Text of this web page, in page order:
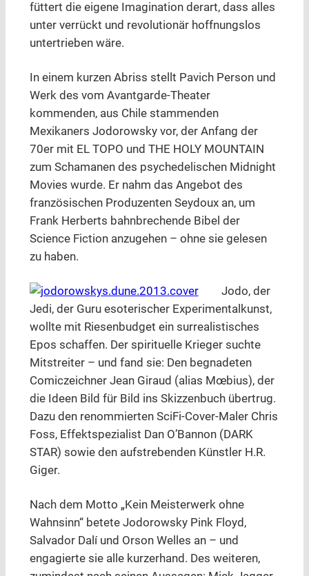
füttert die eigene Imagination derart, dass alles
unter verrückt und revolutionär hoffnungslos
untertrieben wäre.
In einem kurzen Abriss stellt Pavich Person und
Werk des vom Avantgarde-Theater
kommenden, aus Chile stammenden
Mexikaners Jodorowsky vor, der Anfang der
70er mit EL TOPO und THE HOLY MOUNTAIN
zum Schamanen des psychedelischen Midnight
Movies wurde. Er nahm das Angebot des
französischen Produzenten Seydoux an, um
Frank Herberts bahnbrechende Bibel der
Science Fiction anzugehen – ohne sie gelesen
zu haben.
Jodo, der
Jedi, der Guru esoterischer Experimentalkunst,
wollte mit Riesenbudget ein surrealistisches
Epos schaffen. Der spirituelle Krieger suchte
Mitstreiter – und fand sie: Den begnadeten
Comiczeichner Jean Giraud (alias Mœbius), der
die Ideen Bild für Bild ins Skizzenbuch übertrug.
Dazu den renommierten SciFi-Cover-Maler Chris
Foss, Effektspezialist Dan O’Bannon (DARK
STAR) sowie den aufstrebenden Künstler H.R.
Giger.
Nach dem Motto „Kein Meisterwerk ohne
Wahnsinn“ betete Jodorowsky Pink Floyd,
Salvador Dalí und Orson Welles an – und
engagierte sie alle kurzerhand. Des weiteren,